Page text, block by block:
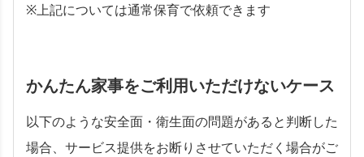
※上記については通常保育で依頼できます
かんたん家事をご利用いただけないケース
以下のような安全面・衛生面の問題があると判断した
場合、サービス提供をお断りさせていただく場合がご